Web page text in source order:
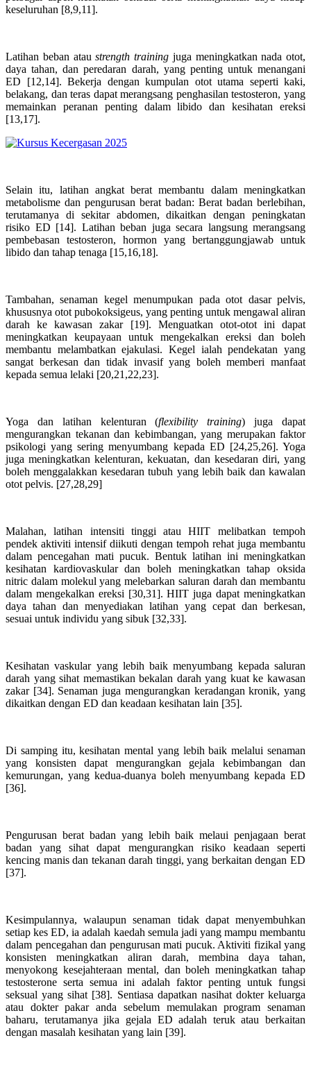
keseluruhan [8,9,11].
Latihan beban ataustrength training juga meningkatkan nada otot,
daya tahan, dan peredaran darah, yang penting untuk menangani
ED [12,14]. Bekerja dengan kumpulan otot utama seperti kaki,
belakang, dan teras dapat merangsang penghasilan testosteron, yang
memainkan peranan penting dalam libido dan kesihatan ereksi
[13,17].
Selain itu, latihan angkat berat membantu dalam meningkatkan
metabolisme dan pengurusan berat badan: Berat badan berlebihan,
terutamanya di sekitar abdomen, dikaitkan dengan peningkatan
risiko ED [14]. Latihan beban juga secara langsung merangsang
pembebasan testosteron, hormon yang bertanggungjawab untuk
libido dan tahap tenaga [15,16,18].
Tambahan, senaman kegel menumpukan pada otot dasar pelvis,
khususnya otot pubokoksigeus, yang penting untuk mengawal aliran
darah ke kawasan zakar [19]. Menguatkan otot-otot ini dapat
meningkatkan keupayaan untuk mengekalkan ereksi dan boleh
membantu melambatkan ejakulasi. Kegel ialah pendekatan yang
sangat berkesan dan tidak invasif yang boleh memberi manfaat
kepada semua lelaki [20,21,22,23].
Yoga dan latihan kelenturan (flexibility training) juga dapat
mengurangkan tekanan dan kebimbangan, yang merupakan faktor
psikologi yang sering menyumbang kepada ED [24,25,26]. Yoga
juga meningkatkan kelenturan, kekuatan, dan kesedaran diri, yang
boleh menggalakkan kesedaran tubuh yang lebih baik dan kawalan
otot pelvis. [27,28,29]
Malahan, latihan intensiti tinggi atau HIIT melibatkan tempoh
pendek aktiviti intensif diikuti dengan tempoh rehat juga membantu
dalam pencegahan mati pucuk. Bentuk latihan ini meningkatkan
kesihatan kardiovaskular dan boleh meningkatkan tahap oksida
nitric dalam molekul yang melebarkan saluran darah dan membantu
dalam mengekalkan ereksi [30,31]. HIIT juga dapat meningkatkan
daya tahan dan menyediakan latihan yang cepat dan berkesan,
sesuai untuk individu yang sibuk [32,33].
Kesihatan vaskular yang lebih baik menyumbang kepada saluran
darah yang sihat memastikan bekalan darah yang kuat ke kawasan
zakar [34]. Senaman juga mengurangkan keradangan kronik, yang
dikaitkan dengan ED dan keadaan kesihatan lain [35].
Di samping itu, kesihatan mental yang lebih baik melalui senaman
yang konsisten dapat mengurangkan gejala kebimbangan dan
kemurungan, yang kedua-duanya boleh menyumbang kepada ED
[36].
Pengurusan berat badan yang lebih baik melaui penjagaan berat
badan yang sihat dapat mengurangkan risiko keadaan seperti
kencing manis dan tekanan darah tinggi, yang berkaitan dengan ED
[37].
Kesimpulannya, walaupun senaman tidak dapat menyembuhkan
setiap kes ED, ia adalah kaedah semula jadi yang mampu membantu
dalam pencegahan dan pengurusan mati pucuk. Aktiviti fizikal yang
konsisten meningkatkan aliran darah, membina daya tahan,
menyokong kesejahteraan mental, dan boleh meningkatkan tahap
testosterone serta semua ini adalah faktor penting untuk fungsi
seksual yang sihat [38]. Sentiasa dapatkan nasihat dokter keluarga
atau dokter pakar anda sebelum memulakan program senaman
baharu, terutamanya jika gejala ED adalah teruk atau berkaitan
dengan masalah kesihatan yang lain [39].